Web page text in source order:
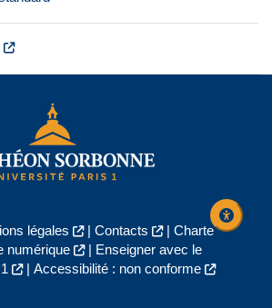
légales | Contacts | Charte
numérique |
Enseigner avec le
| Accessibilité : non conforme